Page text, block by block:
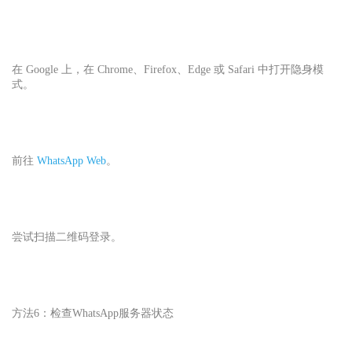
在 Google 上，在 Chrome、Firefox、Edge 或 Safari 中打开隐身模
式。
前往 WhatsApp Web。
尝试扫描二维码登录。
方法6：检查WhatsApp服务器状态